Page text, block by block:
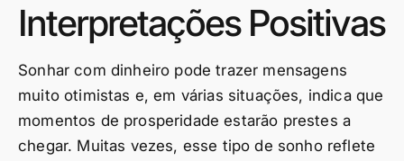
Interpretações Positivas
Sonhar com dinheiro pode trazer mensagens
muito otimistas e, em várias situações, indica que
momentos de prosperidade estarão prestes a
chegar. Muitas vezes, esse tipo de sonho reflete